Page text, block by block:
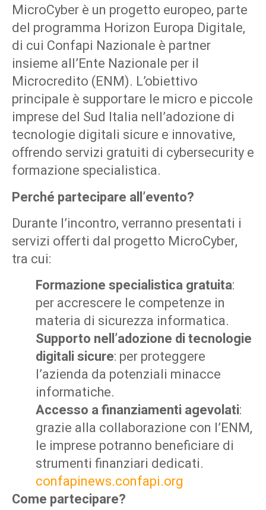
MicroCyber è un progetto europeo, parte
del programma Horizon Europa Digitale,
di cui Confapi Nazionale è partner
insieme all’Ente Nazionale per il
Microcredito (ENM). L’obiettivo
principale è supportare le micro e piccole
imprese del Sud Italia nell’adozione di
tecnologie digitali sicure e innovative,
offrendo servizi gratuiti di cybersecurity e
formazione specialistica.
Perché partecipare all’evento?
Durante l’incontro, verranno presentati i
servizi offerti dal progetto MicroCyber,
tra cui:
Formazione specialistica gratuita:
per accrescere le competenze in
materia di sicurezza informatica.
Supporto nell’adozione di tecnologie
digitali sicure: per proteggere
l’azienda da potenziali minacce
informatiche.
Accesso a finanziamenti agevolati:
grazie alla collaborazione con l’ENM,
le imprese potranno beneficiare di
strumenti finanziari dedicati.
confapinews.confapi.org
Come partecipare?